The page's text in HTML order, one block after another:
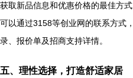
获取新品信息和优惠价格的最佳方
可以通过3158等创业网的联系方式
录、报价单及招商支持详情。
五、理性选择，打造舒适家居